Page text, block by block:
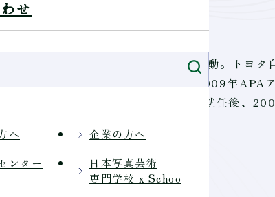
せ
へ
企業の方へ
ンター
日本写真芸術
専門学校 x Schoo
1975年よりフリーランスとして活動。トヨタ
年愛知広告協会ポスター賞受賞、2009年APA
勤める。日本写真芸術専門学校講師就任後、